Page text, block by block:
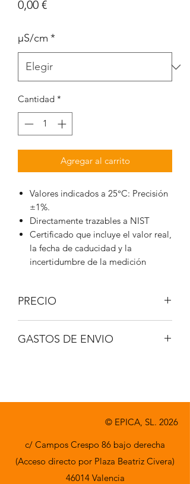
0,00 €Precio
μS/cm *
Cantidad *
Agregar al carrito
Valores indicados a 25°C: Precisión
±1%.
Directamente trazables a NIST
Certificado que incluye el valor real,
la fecha de caducidad y la
incertidumbre de la medición
PRECIO
GASTOS DE ENVIO
© EPICA, SL. 2026
c/ Campos Crespo 86 bajo derecha
(Acceso directo por Plaza Beatriz Civera)
46014 Valencia